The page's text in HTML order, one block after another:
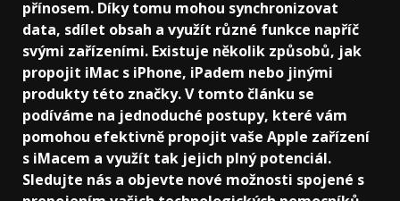
přínosem. Díky tomu mohou synchronizovat
data, sdílet obsah a využít různé funkce napříč
svými zařízeními. Existuje několik způsobů, jak
propojit iMac s iPhone, iPadem nebo jinými
produkty této značky. V tomto článku se
podíváme na jednoduché postupy, které vám
pomohou efektivně propojit vaše Apple zařízení
s iMacem a využít tak jejich plný potenciál.
Sledujte nás a objevte nové možnosti spojené s